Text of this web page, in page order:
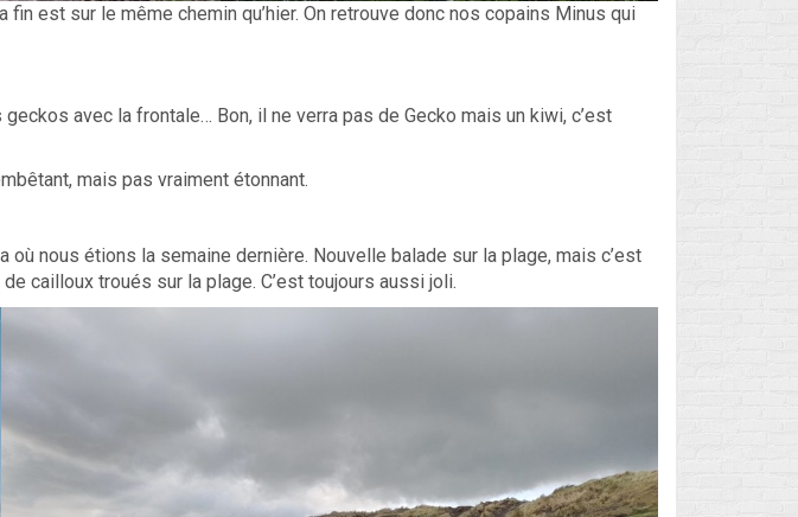
est sur le même chemin qu’hier. On retrouve donc nos copains Minus qui
avec la frontale… Bon, il ne verra pas de Gecko mais un kiwi, c’est
mais pas vraiment étonnant.
nous étions la semaine dernière. Nouvelle balade sur la plage, mais c’est
cailloux troués sur la plage. C’est toujours aussi joli.